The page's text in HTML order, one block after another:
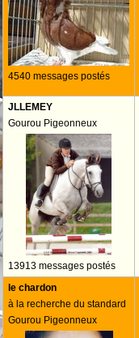
4540 messages postés
JLLEMEY
Gourou Pigeonneux
13913 messages postés
le chardon
à la recherche du standard
Gourou Pigeonneux